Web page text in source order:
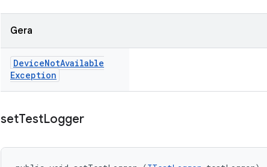
Gera
DeviceNotAvailable
Exception
setTestLogger